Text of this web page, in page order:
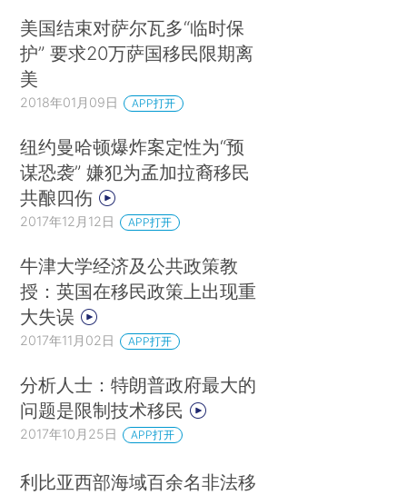
美国结束对萨尔瓦多“临时保
护” 要求20万萨国移民限期离
美
2018年01月09日 APP打开
纽约曼哈顿爆炸案定性为“预
谋恐袭” 嫌犯为孟加拉裔移民
共酿四伤
2017年12月12日 APP打开
牛津大学经济及公共政策教
授：英国在移民政策上出现重
大失误
2017年11月02日 APP打开
分析人士：特朗普政府最大的
问题是限制技术移民
2017年10月25日 APP打开
利比亚西部海域百余名非法移